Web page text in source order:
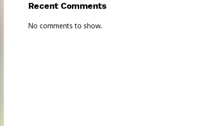
Recent Comments
No comments to show.